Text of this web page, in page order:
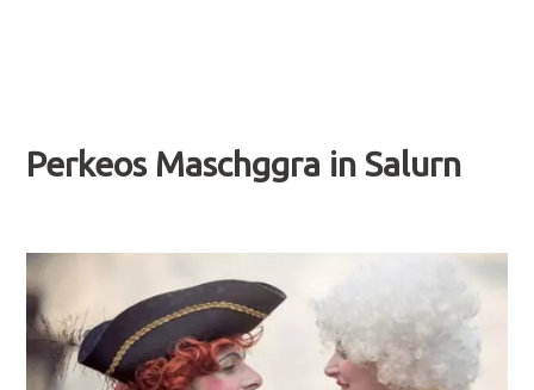
Perkeos Maschggra in Salurn